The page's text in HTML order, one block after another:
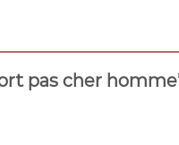
pas cher